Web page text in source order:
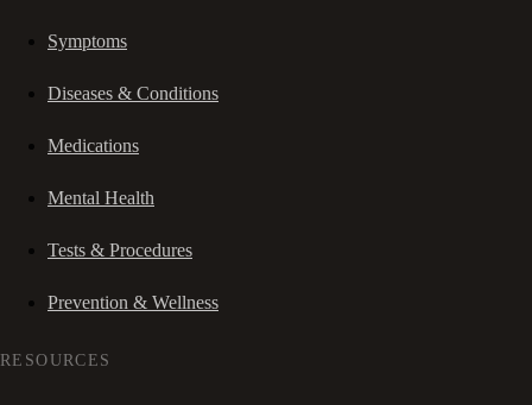
Symptoms
Diseases & Conditions
Medications
Mental Health
Tests & Procedures
Prevention & Wellness
RESOURCES